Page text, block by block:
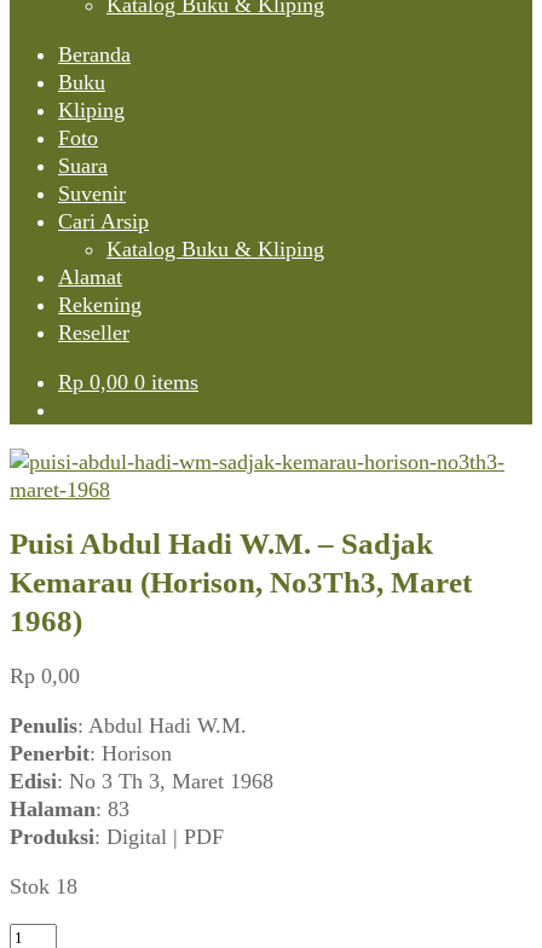
Katalog Buku & Kliping
Beranda
Buku
Kliping
Foto
Suara
Suvenir
Cari Arsip
Katalog Buku & Kliping
Alamat
Rekening
Reseller
Rp 0,00 0 items
Puisi Abdul Hadi W.M. – Sadjak
Kemarau (Horison, No3Th3, Maret
1968)
Rp 0,00
Penulis: Abdul Hadi W.M.
Penerbit: Horison
Edisi: No 3 Th 3, Maret 1968
Halaman: 83
Produksi: Digital | PDF
Stok 18
Kuantitas